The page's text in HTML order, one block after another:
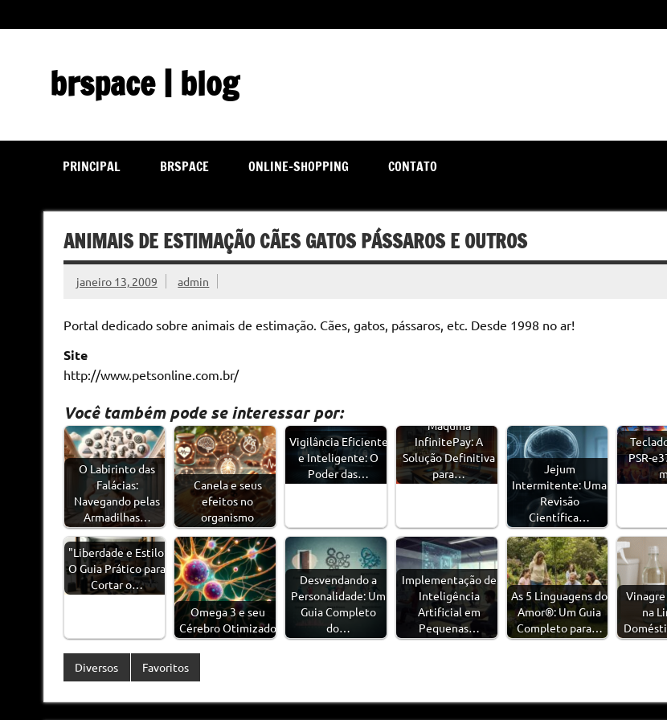
content
brspace | blog
PRINCIPAL BRSPACE ONLINE-SHOPPING CONTATO
ANIMAIS DE ESTIMAÇÃO CÃES GATOS PÁSSAROS E OUTROS
janeiro 13, 2009 admin
Portal dedicado sobre animais de estimação. Cães, gatos, pássaros, etc. Desde 1998 no ar!
Site
http://www.petsonline.com.br/
Você também pode se interessar por:
O Labirinto das
Falácias:
Navegando pelas
Armadilhas…
Canela e seus
efeitos no
organismo
Vigilância Eficiente
e Inteligente: O
Poder das…
Máquina
InfinitePay: A
Solução Definitiva
para…
Jejum
Intermitente: Uma
Revisão
Científica…
PSR-
"Liberdade e Estilo:
O Guia Prático para
Cortar o…
Omega 3 e seu
Cérebro Otimizado
Desvendando a
Personalidade: Um
Guia Completo
do…
Implementação de
Inteligência
Artificial em
Pequenas…
As 5 Linguagens do
Amor®: Um Guia
Completo para…
na
Diversos Favoritos